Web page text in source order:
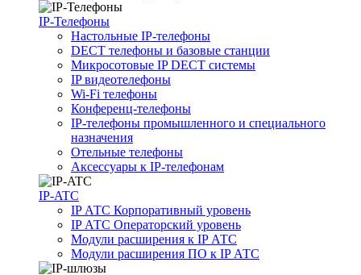
IP-Телефоны
Настольные IP-телефоны
DECT телефоны и базовые станции
Микросотовые IP DECT системы
IP видеотелефоны
Wi-Fi телефоны
Конференц-телефоны
IP-телефоны промышленного и специального
назначения
Отельные телефоны
Аксессуары к IP-телефонам
IP-ATC
IP АТС Корпоративный уровень
IP АТС Операторский уровень
Модули расширения к IP АТС
Модули расширения ПО к IP АТС